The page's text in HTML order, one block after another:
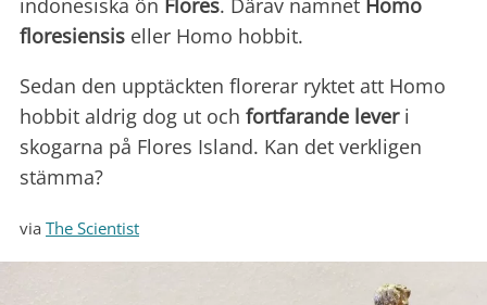
indonesiska ön Flores. Därav namnet Homo
floresiensis eller Homo hobbit.
Sedan den upptäckten florerar ryktet att Homo
hobbit aldrig dog ut och fortfarande leveri
skogarna på Flores Island. Kan det verkligen
stämma?
via The Scientist